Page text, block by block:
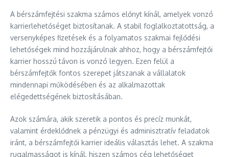
A bérszámfejtési szakma számos előnyt kínál, amelyek vonzó
karrierlehetőséget biztosítanak. A stabil foglalkoztatottság, a
versenyképes fizetések és a folyamatos szakmai fejlődési
lehetőségek mind hozzájárulnak ahhoz, hogy a bérszámfejtői
karrier hosszú távon is vonzó legyen. Ezen felül a
bérszámfejtők fontos szerepet játszanak a vállalatok
mindennapi működésében és az alkalmazottak
elégedettségének biztosításában.
Azok számára, akik szeretik a pontos és precíz munkát,
valamint érdeklődnek a pénzügyi és adminisztratív feladatok
iránt, a bérszámfejtői karrier ideális választás lehet. A szakma
rugalmasságot is kínál, hiszen számos cég lehetőséget